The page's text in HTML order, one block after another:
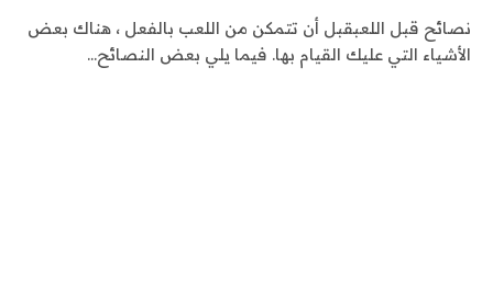
نصائح قبل اللعبقبل أن تتمكن من اللعب بالفعل ، هناك بعض
الأشياء التي عليك القيام بها. فيما يلي بعض النصائح…